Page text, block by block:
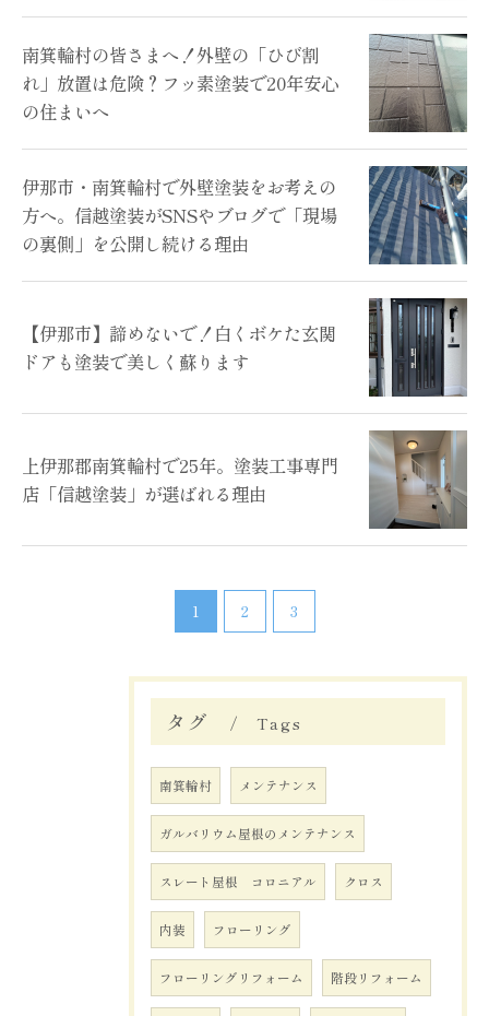
南箕輪村の皆さまへ！外壁の「ひび割
れ」放置は危険？フッ素塗装で20年安心
の住まいへ
伊那市・南箕輪村で外壁塗装をお考えの
方へ。信越塗装がSNSやブログで「現場
の裏側」を公開し続ける理由
【伊那市】諦めないで！白くボケた玄関
ドアも塗装で美しく蘇ります
上伊那郡南箕輪村で25年。塗装工事専門
店「信越塗装」が選ばれる理由
1 2 3
タグ Tags
南箕輪村 メンテナンス
ガルバリウム屋根のメンテナンス
スレート屋根 コロニアル クロス
内装 フローリング
フローリングリフォーム 階段リフォーム